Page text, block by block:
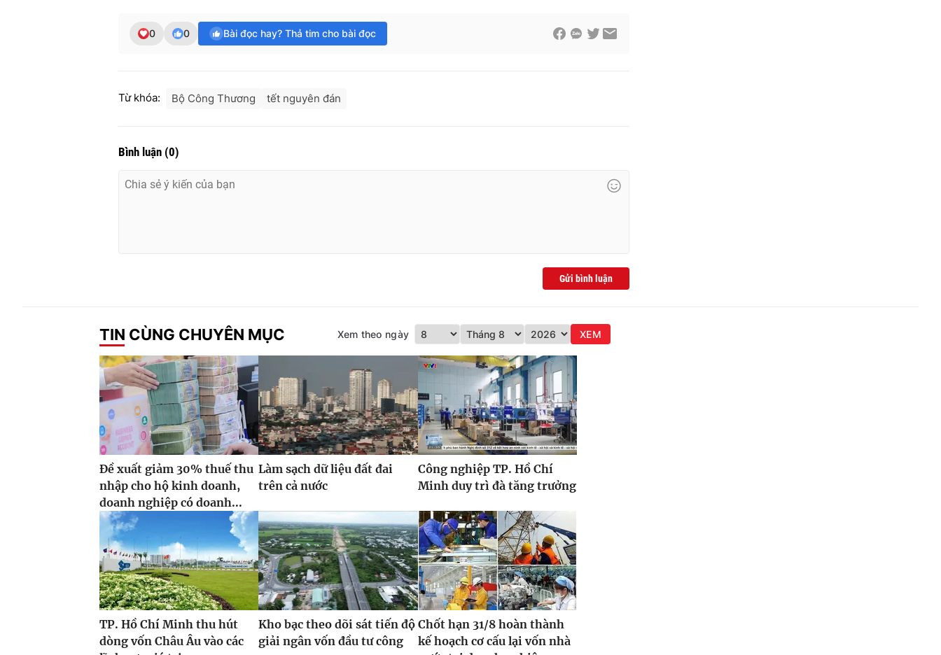
0 0 Bài đọc hay? Thả tim cho bài đọc
Từ khóa: Bộ Công Thương tết nguyên đán
Bình luận (0)
Gửi bình luận
TIN CÙNG CHUYÊN MỤC Xem theo ngày XEM
Đề xuất giảm 30% thuế thu
nhập cho hộ kinh doanh,
doanh nghiệp có doanh...
Làm sạch dữ liệu đất đai
trên cả nước
Công nghiệp TP. Hồ Chí
Minh duy trì đà tăng trưởng
TP. Hồ Chí Minh thu hút
dòng vốn Châu Âu vào các
Kho bạc theo dõi sát tiến độ
giải ngân vốn đầu tư công
Chốt hạn 31/8 hoàn thành
kế hoạch cơ cấu lại vốn nhà